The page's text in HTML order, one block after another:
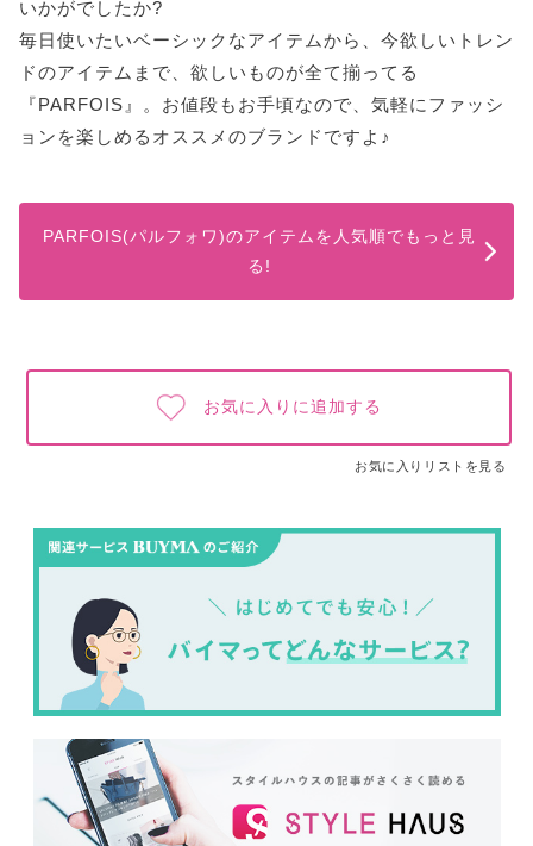
いかがでしたか?
毎日使いたいベーシックなアイテムから、今欲しいトレン
ドのアイテムまで、欲しいものが全て揃ってる
『PARFOIS』。お値段もお手頃なので、気軽にファッシ
ョンを楽しめるオススメのブランドですよ♪
PARFOIS(パルフォワ)のアイテムを人気順でもっと見
る!
お気に入りに追加する
お気に入りリストを見る